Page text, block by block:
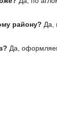
району? Да,
Да,